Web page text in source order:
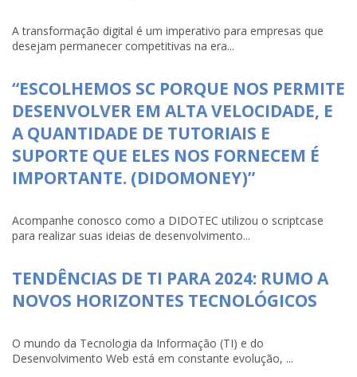
A transformação digital é um imperativo para empresas que
desejam permanecer competitivas na era...
“ESCOLHEMOS SC PORQUE NOS PERMITE
DESENVOLVER EM ALTA VELOCIDADE, E
A QUANTIDADE DE TUTORIAIS E
SUPORTE QUE ELES NOS FORNECEM É
IMPORTANTE. (DIDOMONEY)”
Acompanhe conosco como a DIDOTEC utilizou o scriptcase
para realizar suas ideias de desenvolvimento...
TENDÊNCIAS DE TI PARA 2024: RUMO A
NOVOS HORIZONTES TECNOLÓGICOS
O mundo da Tecnologia da Informação (TI) e do
Desenvolvimento Web está em constante evolução, ...